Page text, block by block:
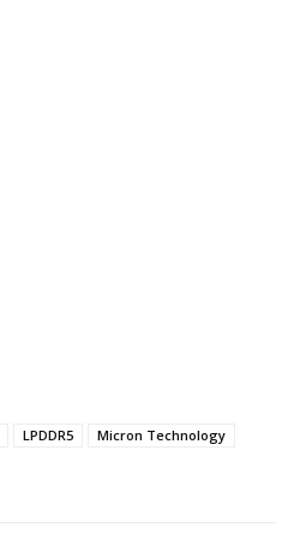
LPDDR5
Micron Technology